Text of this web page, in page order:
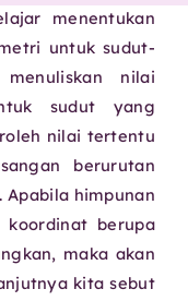
menentukan
untuk sudut-
nilai
sudut yang
nilai tertentu
berurutan
himpunan
berupa
maka akan
kita sebut